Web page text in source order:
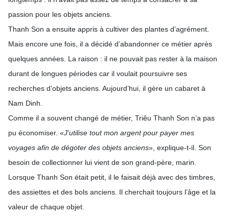
passion pour les objets anciens.
Thanh Son a ensuite appris à cultiver des plantes d’agrément.
Mais encore une fois, il a décidé d’abandonner ce métier après
quelques années. La raison : il ne pouvait pas rester à la maison
durant de longues périodes car il voulait poursuivre ses
recherches d’objets anciens. Aujourd’hui, il gère un cabaret à
Nam Dinh.
Comme il a souvent changé de métier, Triêu Thanh Son n’a pas
pu économiser. «J’utilise tout mon argent pour payer mes
voyages afin de dégoter des objets anciens», explique-t-il. Son
besoin de collectionner lui vient de son grand-père, marin.
Lorsque Thanh Son était petit, il le faisait déjà avec des timbres,
des assiettes et des bols anciens. Il cherchait toujours l’âge et la
valeur de chaque objet.